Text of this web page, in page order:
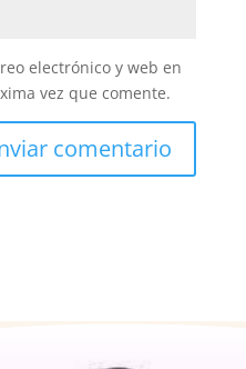
electrónico y web en
vez que comente.